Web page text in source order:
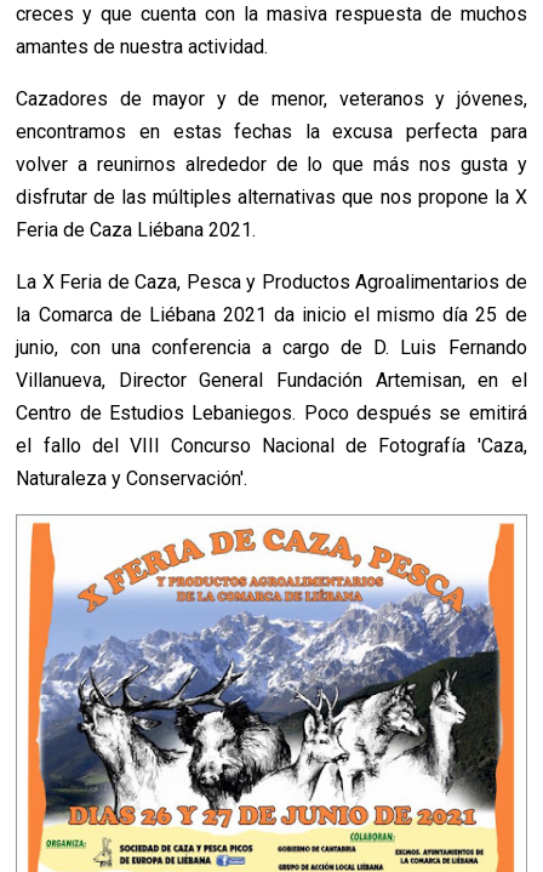
creces y que cuenta con la masiva respuesta de muchos
amantes de nuestra actividad.
Cazadores de mayor y de menor, veteranos y jóvenes,
encontramos en estas fechas la excusa perfecta para
volver a reunirnos alrededor de lo que más nos gusta y
disfrutar de las múltiples alternativas que nos propone la X
Feria de Caza Liébana 2021.
La X Feria de Caza, Pesca y Productos Agroalimentarios de
la Comarca de Liébana 2021 da inicio el mismo día 25 de
junio, con una conferencia a cargo de D. Luis Fernando
Villanueva, Director General Fundación Artemisan, en el
Centro de Estudios Lebaniegos. Poco después se emitirá
el fallo del VIII Concurso Nacional de Fotografía 'Caza,
Naturaleza y Conservación'.